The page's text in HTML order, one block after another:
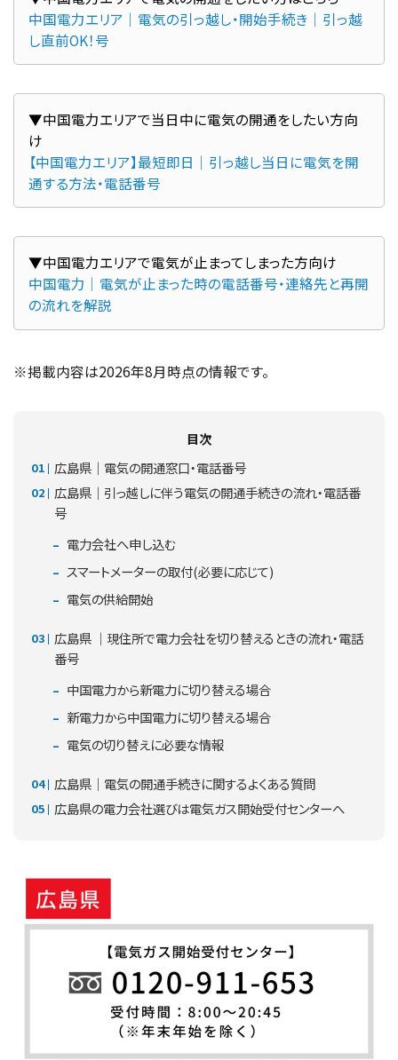
中国電力エリア｜電気の引っ越し・開始手続き｜引っ越
し直前OK！号
▼中国電力エリアで当日中に電気の開通をしたい方向
【中国電力エリア】最短即日｜引っ越し当日に電気を開
通する方法・電話番号
中国電力｜電気が止まった時の電話番号・連絡先と再開
の流れを解説
※掲載内容は2026年8月時点の情報です。
目次
広島県｜電気の開通窓口・電話番号
広島県｜引っ越しに伴う電気の開通手続きの流れ・電話番
号
電力会社へ申し込む
スマートメーターの取付(必要に応じて)
電気の供給開始
広島県 ｜現住所で電力会社を切り替えるときの流れ・電話
番号
中国電力から新電力に切り替える場合
新電力から中国電力に切り替える場合
電気の切り替えに必要な情報
広島県｜電気の開通手続きに関するよくある質問
広島県の電力会社選びは電気ガス開始受付センターへ